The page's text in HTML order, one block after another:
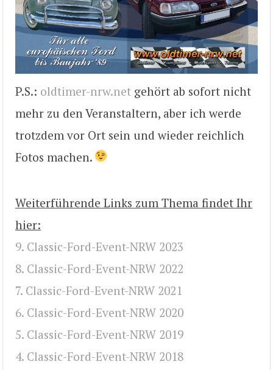
P.S.: oldtimer-nrw.net gehört ab sofort nicht
mehr zu den Veranstaltern, aber ich werde
trotzdem vor Ort sein und wieder reichlich
Fotos machen.
Weiterführende Links zum Thema findet Ihr
hier:
9. Classic-Ford-Event-NRW 2023
8. Classic-Ford-Event-NRW 2022
7. Classic-Ford-Event-NRW 2021
6. Classic-Ford-Event-NRW 2020
5. Classic-Ford-Event-NRW 2019
4. Classic-Ford-Event-NRW 2018